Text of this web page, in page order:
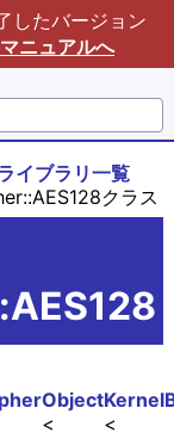
したバージョン
ニュアルへ
イブラリ一覧
クラス
Kernel
Object